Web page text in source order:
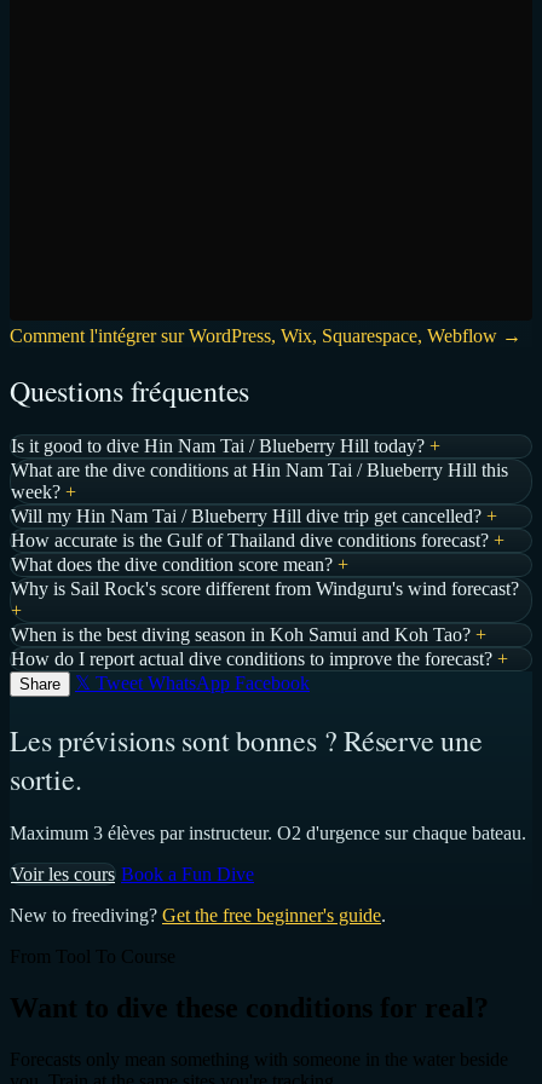
Comment l'intégrer sur WordPress, Wix, Squarespace, Webflow →
Questions fréquentes
Is it good to dive Hin Nam Tai / Blueberry Hill today? +
What are the dive conditions at Hin Nam Tai / Blueberry Hill this
week? +
Will my Hin Nam Tai / Blueberry Hill dive trip get cancelled? +
How accurate is the Gulf of Thailand dive conditions forecast? +
What does the dive condition score mean? +
Why is Sail Rock's score different from Windguru's wind forecast?
+
When is the best diving season in Koh Samui and Koh Tao? +
How do I report actual dive conditions to improve the forecast? +
Share 𝕏 Tweet WhatsApp Facebook
Les prévisions sont bonnes ? Réserve une
sortie.
Maximum 3 élèves par instructeur. O2 d'urgence sur chaque bateau.
Voir les cours Book a Fun Dive
New to freediving? Get the free beginner's guide.
From Tool To Course
Want to dive these conditions for real?
Forecasts only mean something with someone in the water beside